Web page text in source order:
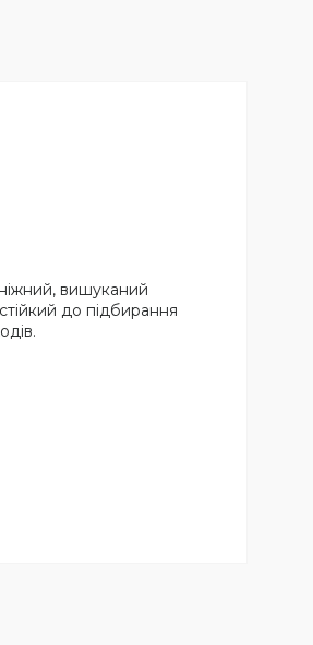
вишуканий
до підбирання